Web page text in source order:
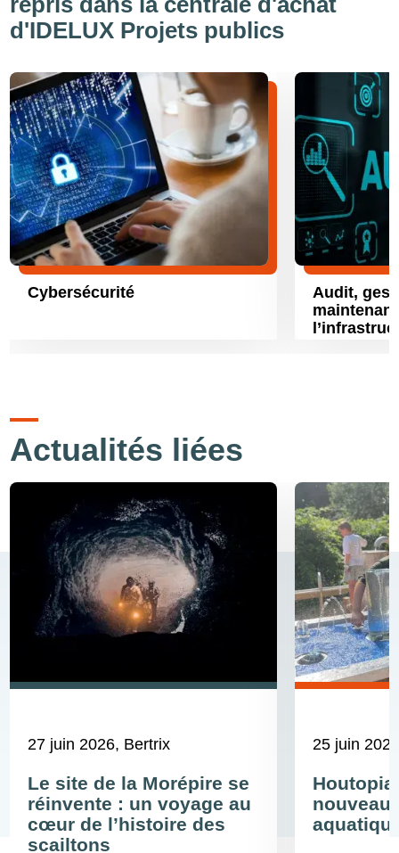
d'IDELUX Projets publics
Cybersécurité
Audit,
Actualités liées
27 juin 2026, Bertrix
Le site de la Morépire se
réinvente : un voyage au
cœur de l’histoire des
scailtons
25 juin
nouveau